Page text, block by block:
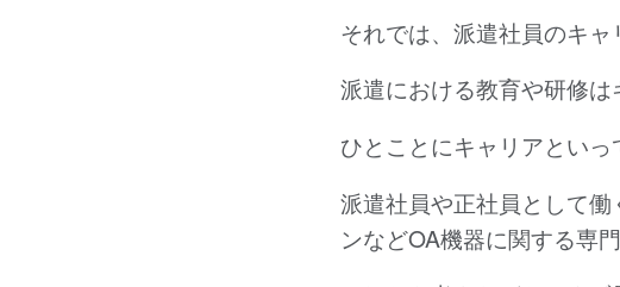
それでは、派遣社員のキャ
派遣における教育や研修は
ひとことにキャリアといっ
派遣社員や正社員として
ンなどOA機器に関する専